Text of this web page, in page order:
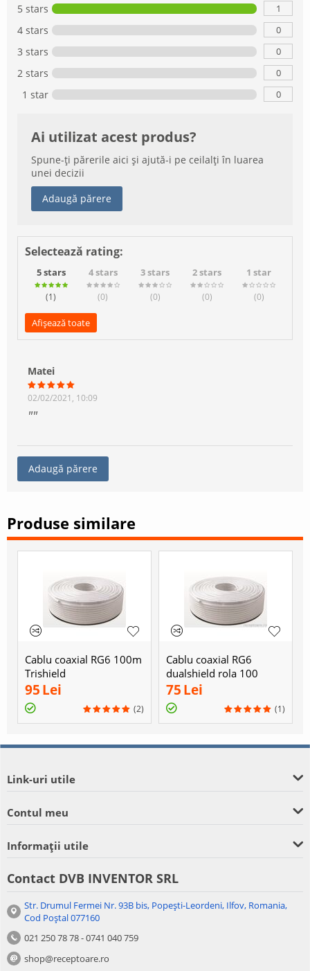
5 stars 1
4 stars 0
3 stars 0
2 stars 0
1 star 0
Ai utilizat acest produs?
Spune-ți părerile aici și ajută-i pe ceilalți în luarea
unei decizii
Adaugă părere
Selectează rating:
5 stars
(1)
4 stars
(0)
3 stars
(0)
2 stars
(0)
1 star
(0)
Afișează toate
Matei
02/02/2021, 10:09
Adaugă părere
Produse similare
Cablu coaxial RG6 100m
Trishield
95Lei
(2)
Cablu coaxial RG6
dualshield rola 100
metri
75Lei
(1)
Link-uri utile
Contul meu
Informații utile
Contact DVB INVENTOR SRL
Str. Drumul Fermei Nr. 93B bis, Popești-Leordeni, Ilfov, Romania,
Cod Poștal 077160
021 250 78 78 - 0741 040 759
shop@receptoare.ro